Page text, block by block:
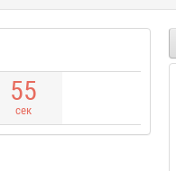
53
сек